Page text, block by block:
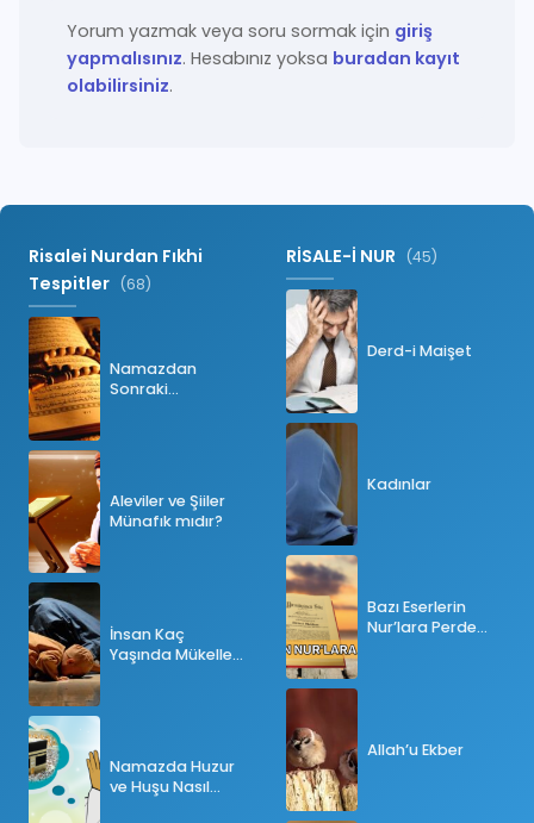
Yorum yazmak veya soru sormak için giriş
yapmalısınız. Hesabınız yoksa buradan kayıt
olabilirsiniz.
Risalei Nurdan Fıkhi
Tespitler (68)
Namazdan
Sonraki
Aleviler ve Şiiler
Münafık mıdır?
İnsan Kaç
Yaşında Mükellef
Namazda Huzur
ve Huşu Nasıl
RİSALE-İ NUR (45)
Derd-i Maişet
Kadınlar
Bazı Eserlerin
Nur’lara Perde
Allah’u Ekber